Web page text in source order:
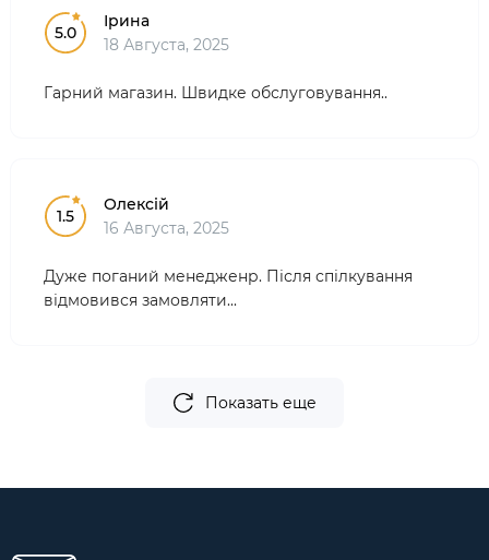
5.0
Ірина
18 Августа, 2025
Гарний магазин. Швидке обслуговування..
1.5
Олексій
16 Августа, 2025
Дуже поганий менедженр. Після спілкування
відмовився замовляти...
Показать еще